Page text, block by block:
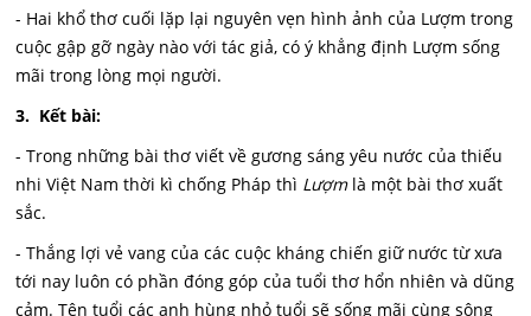
- Hai khổ thơ cuối lặp lại nguyên vẹn hình ảnh của Lượm trong
cuộc gập gỡ ngày nào với tác giả, có ý khẳng định Lượm sống
mãi trong lòng mọi người.
3. Kết bài:
- Trong những bài thơ viết về gương sáng yêu nước của thiếu
nhi Việt Nam thời kì chống Pháp thì Lượmlà một bài thơ xuất
sắc.
- Thắng lợi vẻ vang của các cuộc kháng chiến giữ nước từ xưa
tới nay luôn có phần đóng góp của tuổi thơ hổn nhiên và dũng
cảm. Tên tuổi các anh hùng nhỏ tuổi sẽ sống mãi cùng sông